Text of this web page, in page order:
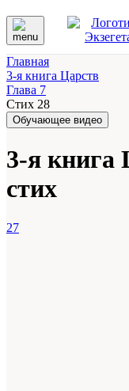
Главная
3-я книга Царств
Глава 7
Стих 28
Обучающее видео
3-я книга
стих
27